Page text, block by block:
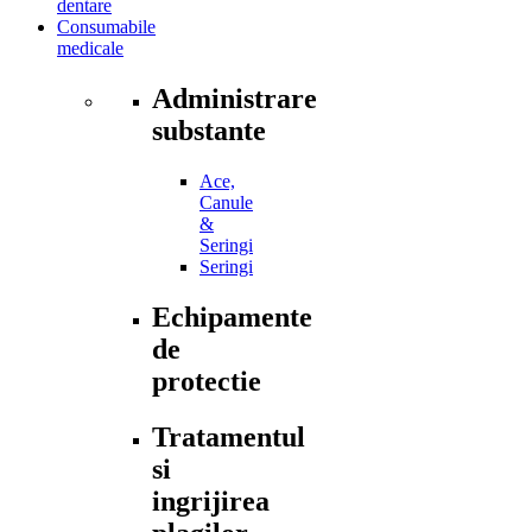
dentare
Consumabile
medicale
Administrare
substante
Ace,
Canule
&
Seringi
Seringi
Echipamente
de
protectie
Tratamentul
si
ingrijirea